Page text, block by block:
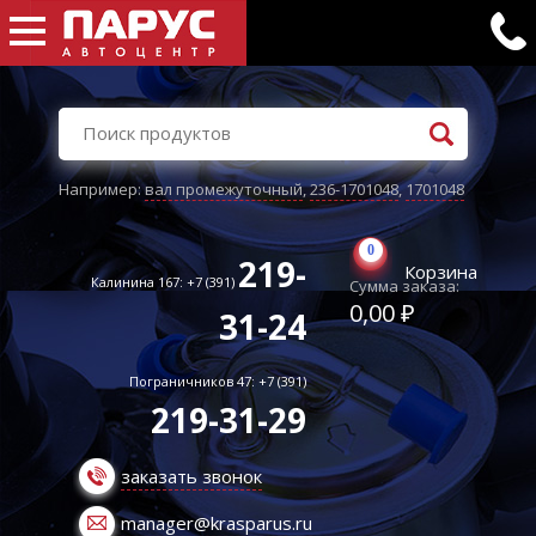
Например:вал промежуточный,236-1701048,1701048
Калинина 167: +7 (391) 219-
31-24
Пограничников 47: +7 (391)
219-31-29
заказать звонок
manager@krasparus.ru
0
Корзина
Сумма заказа:
0,00 ₽